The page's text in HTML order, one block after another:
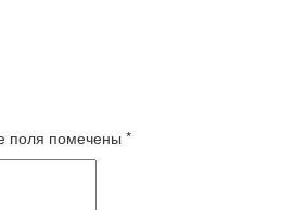
поля помечены *